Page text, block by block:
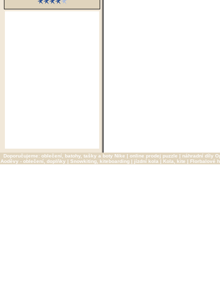
Doporučujeme: oblečení, batohy, tašky a boty Nike | online prodej puzzle | náhradní díly
Aoděvy - oblečení, doplňky | Snowkiting, kiteboarding | jízdní kola | Kola, kite | Florbalové